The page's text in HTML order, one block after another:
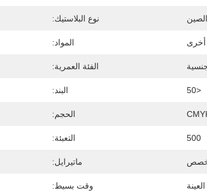
نوع البلاستيك:
أخرى المواد:
الفئة العمرية:
<50 البند:
الحجم:
500 التعبئة:
ماتيرايل:
وقت بسيط: